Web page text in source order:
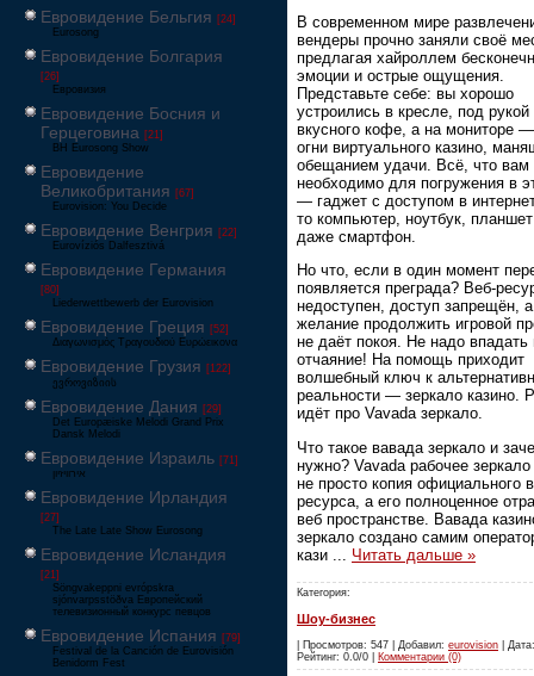
Евровидение Бельгия [24]
Eurosong
Евровидение Болгария
[26]
Евровизия
Евровидение Босния и
Герцеговина [21]
BH Eurosong Show
Евровидение
Великобритания [67]
Eurovision: You Decide
Евровидение Венгрия [22]
Eurovíziós Dalfesztivá
Евровидение Германия
[80]
Liederwettbewerb der Eurovision
Евровидение Греция [52]
Διαγωνισμός Τραγουδιού Ευρώεικονα
Евровидение Грузия [122]
ევროვიზიის
Евровидение Дания [29]
Det Europæiske Melodi Grand Prix
Dansk Melodi
Евровидение Израиль [71]
‏אירוויזיון
Евровидение Ирландия
[27]
The Late Late Show Eurosong
Евровидение Исландия
[21]
Söngvakeppni evrópskra
sjónvarpsstöðva Европейский
телевизионный конкурс певцов
Евровидение Испания [79]
Festival de la Canción de Eurovisión
Benidorm Fest
В современном мире
вендеры прочно заняли своё
предлагая хайроллем
эмоции и острые ощущения.
Представьте себе: вы хорошо
устроились в кресле, под
вкусного кофе, а на мониторе
огни виртуального казино,
обещанием удачи. Всё, что вам
необходимо для погружения в
— гаджет с доступом в
то компьютер, ноутбук,
даже смартфон.
Но что, если в один момент
появляется преграда? Веб-
недоступен, доступ запрещён, а
желание продолжить игровой
не даёт покоя. Не надо впадать
отчаяние! На помощь приходит
волшебный ключ к
реальности — зеркало казино.
идёт про Vavada зеркало.
Что такое вавада зеркало и
нужно? Vavada рабочее
не просто копия официального
ресурса, а его полноценное
веб пространстве. Вавада
зеркало создано самим
кази
Читать дальше »
Категория:
Шоу-бизнес
| Просмотров: 547 | Добавил: eurovision |
Рейтинг: 0.0/0 | Комментарии (0)